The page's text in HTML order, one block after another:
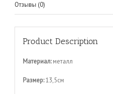
Отзывы (0)
Product Description
Материал:металл
Размер:13,5см